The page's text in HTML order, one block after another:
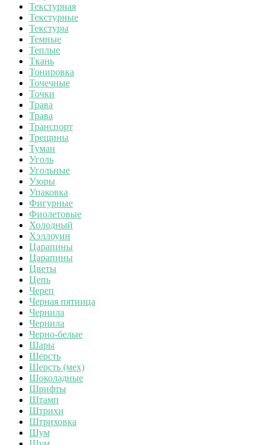
Текстурная
Текстурные
Текстуры
Темные
Теплые
Ткань
Тонировка
Точечные
Точки
Трава
Трава
Транспорт
Трещины
Туман
Уголь
Угольные
Узоры
Упаковка
Фигурные
Фиолетовые
Холодный
Хэллоуин
Царапины
Царапины
Цветы
Цепь
Череп
Черная пятница
Чернила
Чернила
Черно-белые
Шары
Шерсть
Шерсть (мех)
Шоколадные
Шрифты
Штамп
Штрихи
Штриховка
Шум